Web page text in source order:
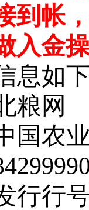
到帐
入金
息如
粮网
国农
行行